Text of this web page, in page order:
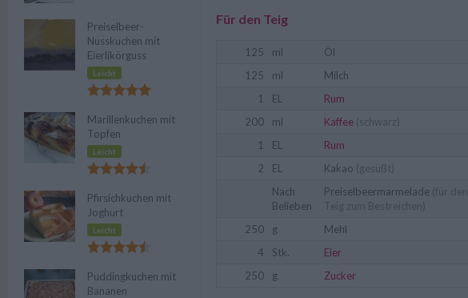
Für den Teig
125 ml
Öl
125
ml
Milch
1
EL
Rum
200
ml Kaffee (schwarz)
1
EL
Rum
2
EL Kakao (gesüßt)
Nach
Belieben
Preiselbeermarmelade (für den
Teig zum Bestreichen)
250
g
Mehl
4
Stk.
Eier
250
g Zucker
Preiselbeer-
Nusskuchen mit
Eierlikörguss
Leicht
Marillenkuchen mit
Topfen
Leicht
Pfirsichkuchen mit
Joghurt
Leicht
Puddingkuchen mit
Bananen